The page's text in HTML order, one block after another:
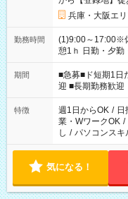
兵庫・大阪エ
勤務時間
(1)9:00～17:00※
憩1ｈ 日勤・夕勤
わせて働けるお仕事です(*^^*) 【そ
時/9-17時/9-18時
時/22-翌6時/0-翌8
フト！
期間
■急募■ド短期1日
迎 ■長期勤務歓迎
特徴 週1日からOK / 日
業・WワークOK /
し / パソコンスキ
気になる！